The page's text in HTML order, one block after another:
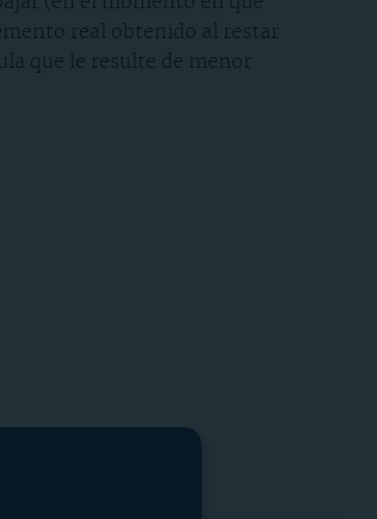
real obtenido al restar
que le resulte de menor